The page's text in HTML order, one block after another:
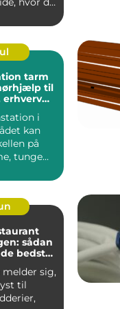
tarm
til
erhverv
i
kan
på
tunge
sådan
bedste
i
melder sig,
til